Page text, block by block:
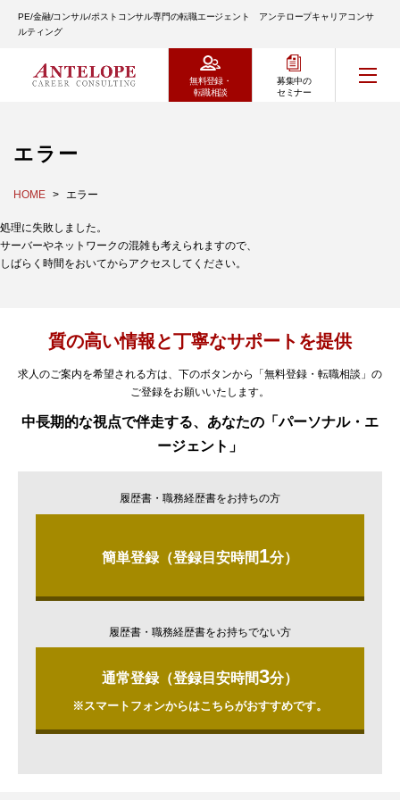
PE/金融/コンサル/ポストコンサル専門の転職エージェント アンテロープキャリアコンサ
ルティング
無料登録・
転職相談
募集中の
セミナー
エラー
HOME エラー
処理に失敗しました。
サーバーやネットワークの混雑も考えられますので、
しばらく時間をおいてからアクセスしてください。
質の高い情報と丁寧なサポートを提供
求人のご案内を希望される方は、下のボタンから「無料登録・転職相談」の
ご登録をお願いいたします。
中長期的な視点で伴走する、あなたの「パーソナル・エ
ージェント」
履歴書・職務経歴書をお持ちの方
簡単登録（登録目安時間1分）
履歴書・職務経歴書をお持ちでない方
通常登録（登録目安時間3分）
※スマートフォンからはこちらがおすすめです。